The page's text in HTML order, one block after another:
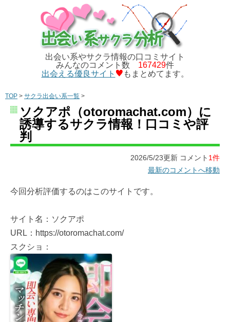
出会い系やサクラ情報の口コミサイト
みんなのコメント数 167429件
出会える優良サイト
もまとめてます。
TOP > サクラ出会い系一覧 >
ソクアポ（otoromachat.com）に
誘導するサクラ情報！口コミや評
判
2026/5/23更新 コメント 1件
最新のコメントへ移動
今回分析評価するのはこのサイトです。
サイト名：ソクアポ
URL：https://otoromachat.com/
スクショ：